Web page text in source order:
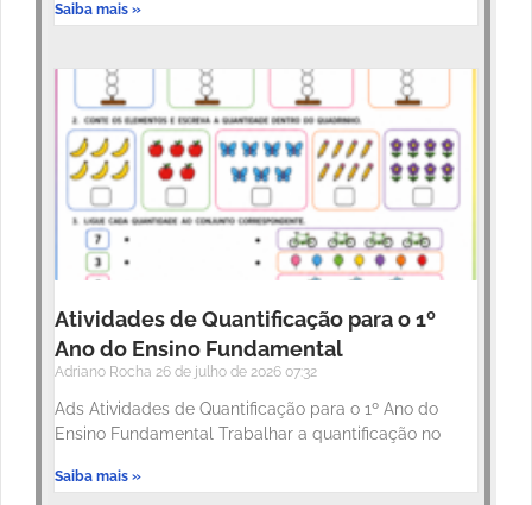
Saiba mais »
Atividades de Quantificação para o 1º
Ano do Ensino Fundamental
Adriano Rocha 26 de julho de 2026 07:32
Ads Atividades de Quantificação para o 1º Ano do
Ensino Fundamental Trabalhar a quantificação no
Saiba mais »